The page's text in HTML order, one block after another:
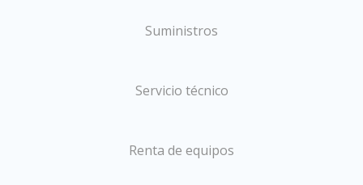
Suministros
Servicio técnico
Renta de equipos